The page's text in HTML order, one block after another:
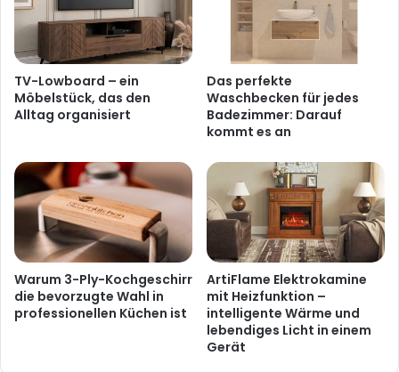
TV-Lowboard – ein
Möbelstück, das den
Alltag organisiert
Das perfekte
Waschbecken für jedes
Badezimmer: Darauf
kommt es an
Warum 3-Ply-Kochgeschirr
die bevorzugte Wahl in
professionellen Küchen ist
ArtiFlame Elektrokamine
mit Heizfunktion –
intelligente Wärme und
lebendiges Licht in einem
Gerät